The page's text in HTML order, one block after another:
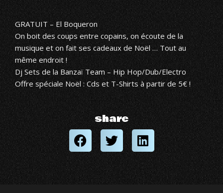
GRATUIT – El Boqueron
On boit des coups entre copains, on écoute de la
musique et on fait ses cadeaux de Noël … Tout au
même endroit !
Dj Sets de la Banzaï Team – Hip Hop/Dub/Electro
Offre spéciale Noël : Cds et T-Shirts à partir de 5€ !
share